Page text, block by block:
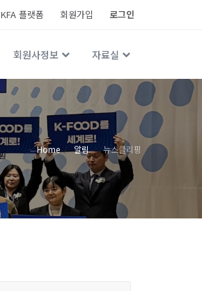
KFA 플랫폼 회원가입 로그인
회원사정보 자료실
Home 알림 뉴스클리핑